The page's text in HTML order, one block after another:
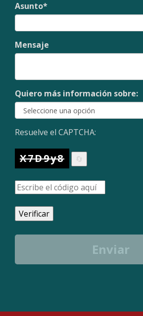
Asunto*
Mensaje
Quiero más información sobre:
Resuelve el CAPTCHA:
X7D9y8
Verificar
Enviar